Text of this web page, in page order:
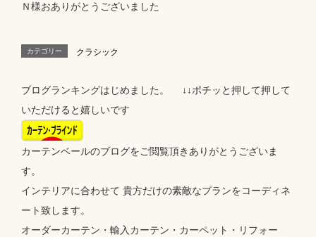
Ｎ様おありがとうございました
カテゴリー クラシック
ブログランキングはじめました。 ↓↓ポチッと押して押して
いただけると嬉しいです
カーテンベールのブログをご閲覧頂きありがとうございま
す。
インテリアに合わせて 貴方だけの素敵なプランをコーディネ
ート致します。
オーダーカーテン・輸入カーテン・カーペット・リフォー